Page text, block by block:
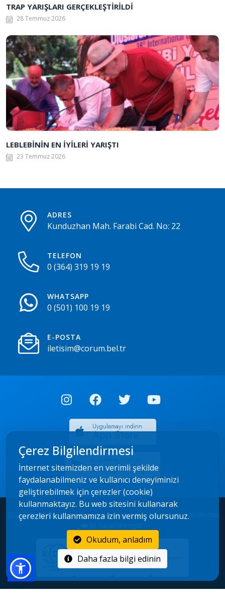
TRAP YARIŞLARI GERÇEKLEŞTİRİLDİ
28 Temmuz 2026
LEBLEBİNİN EN İYİLERİ YARIŞTI
23 Temmuz 2026
ADRES
Kunduzhan Mah. Farabi Cad. No: 22
TELEFON
0 (364) 319 19 19
WHATSAPP
0 (501) 100 19 19
E-POSTA
iletisim@corum.bel.tr
Uygulamayı indirin
App Store
Google Play
2022 - 2026 © Çorum Belediyesi Bilgi İşlem Müdürlüğü tarafından
Çerez Bilgilendirmesi
İnternet sitemizden en verimli şekilde
faydalanabilmeniz ve kullanıcı deneyiminizi
geliştirebilmek için çerezler (cookie)
kullanmaktayız. Bu web sitesini kullanarak
çerezleri kullanmamıza izin vermiş olursunuz.
Okudum, anladım
Daha fazla bilgi edinin